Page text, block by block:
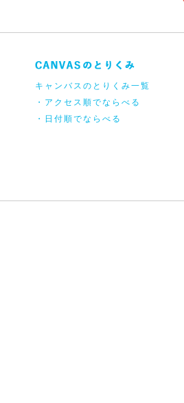
キャンバスのとりくみ一覧
・アクセス順でならべる
・日付順でならべる